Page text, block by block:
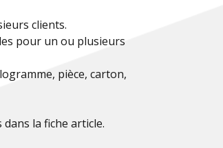
clients.
pour un ou plusieurs
pièce, carton,
la fiche article.